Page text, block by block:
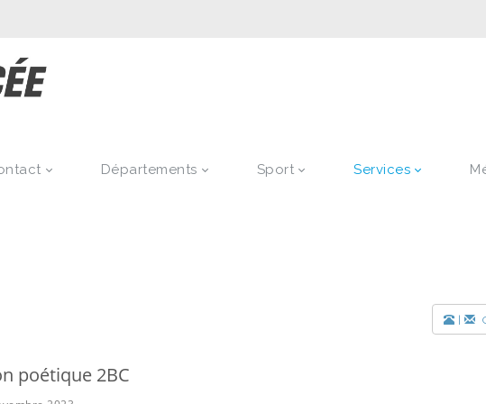
Départements Sport Services
poétique 2BC